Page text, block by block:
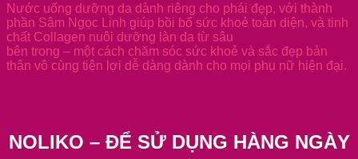
Nước uống dưỡng da dành riêng cho phái đẹp, với thành
phần Sâm Ngọc Linh giúp bồi bổ sức khoẻ toàn diện, và tinh
chất Collagen nuôi dưỡng làn da từ sâu
bên trong – một cách chăm sóc sức khoẻ và sắc đẹp bản
thân vô cùng tiện lợi dễ dàng dành cho mọi phụ nữ hiện đại.
NOLIKO – ĐỂ SỬ DỤNG HÀNG NGÀY